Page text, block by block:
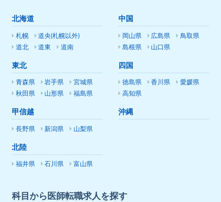
北海道
札幌
道央(札幌以外)
道北
道東 道南
東北
青森県 岩手県
宮城県
秋田県
山形県 福島県
甲信越
長野県 新潟県 山梨県
北陸
福井県 石川県 富山県
中国
岡山県 広島県
鳥取県
島根県
山口県
四国
徳島県 香川県
愛媛県
高知県
沖縄
科目から医師転職求人を探す